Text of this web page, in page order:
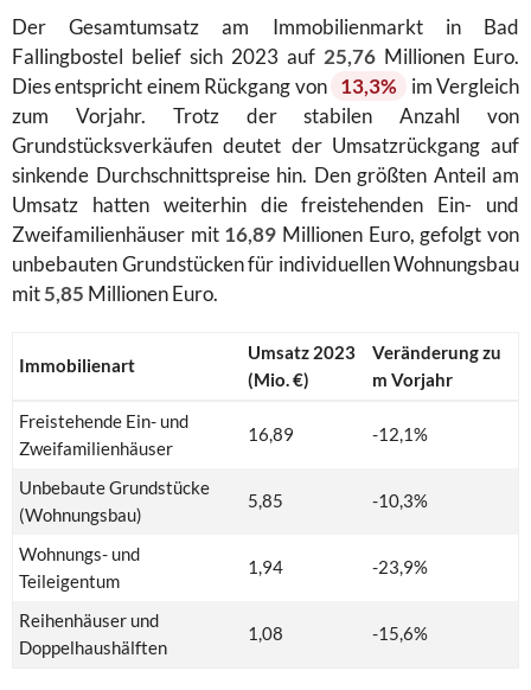
Der Gesamtumsatz am Immobilienmarkt in Bad
Fallingbostel belief sich 2023 auf 25,76 Millionen Euro.
Dies entspricht einem Rückgang von 13,3%
im Vergleich
zum Vorjahr. Trotz der stabilen Anzahl von
Grundstücksverkäufen deutet der Umsatzrückgang auf
sinkende Durchschnittspreise hin. Den größten Anteil am
Umsatz hatten weiterhin die freistehenden Ein- und
Zweifamilienhäuser mit 16,89 Millionen Euro, gefolgt von
unbebauten Grundstücken für individuellen Wohnungsbau
mit5,85 Millionen Euro.
Immobilienart
Umsatz 2023
(Mio. €)
Veränderung zu
m Vorjahr
Freistehende Ein- und
Zweifamilienhäuser
16,89 -12,1%
Unbebaute Grundstücke
(Wohnungsbau)
5,85 -10,3%
Wohnungs- und
Teileigentum
1,94 -23,9%
Reihenhäuser und
Doppelhaushälften
1,08 -15,6%